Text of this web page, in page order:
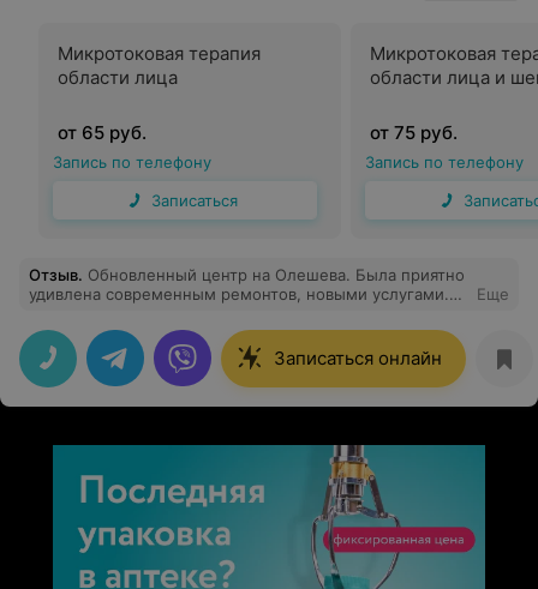
Микротоковая терапия
области лица
от 65 руб.
Запись по телефону
Записаться
Микротоковая
области лица и
от 75 руб.
Запись по телефону
Отзыв. Обновленный центр на Олешева. Была приятно
удивлена современным ремонтов, новыми услугами.
Еще
Записаться онлайн